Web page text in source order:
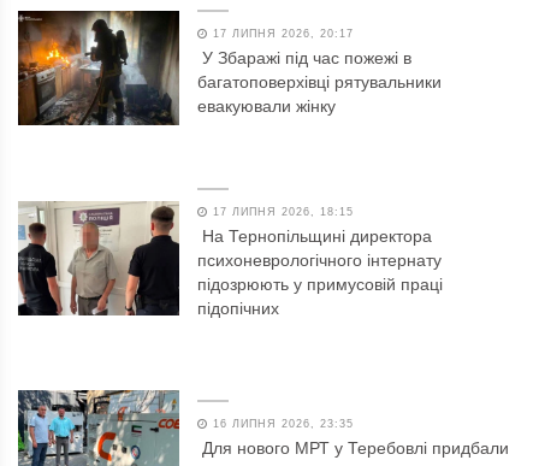
17 ЛИПНЯ 2026, 20:17
У Збаражі під час пожежі в
багатоповерхівці рятувальники
евакуювали жінку
17 ЛИПНЯ 2026, 18:15
На Тернопільщині директора
психоневрологічного інтернату
підозрюють у примусовій праці
підопічних
16 ЛИПНЯ 2026, 23:35
Для нового МРТ у Теребовлі придбали